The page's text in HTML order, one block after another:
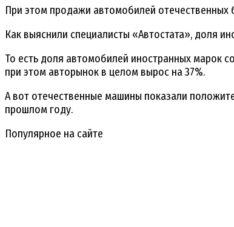
При этом продажи автомобилей
Как выяснили специалисты «Автостата», доля
То есть доля автомобилей иностранных марок
при этом авторынок в целом вырос на 37%.
А вот отечественные машины показали
прошлом году.
Популярное на сайте